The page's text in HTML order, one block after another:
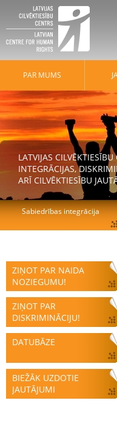
ZIŅOT PAR NAIDA
NOZIEGUMU!
ZIŅOT PAR
DISKRIMINĀCIJU!
DATUBĀZE
BIEŽĀK UZDOTIE
JAUTĀJUMI
PAR MUMS
LATVIJAS
INTEGRĀCIJAS,
ARĪ CILVĒKTIESĪBU
Sabiedrības integrācija